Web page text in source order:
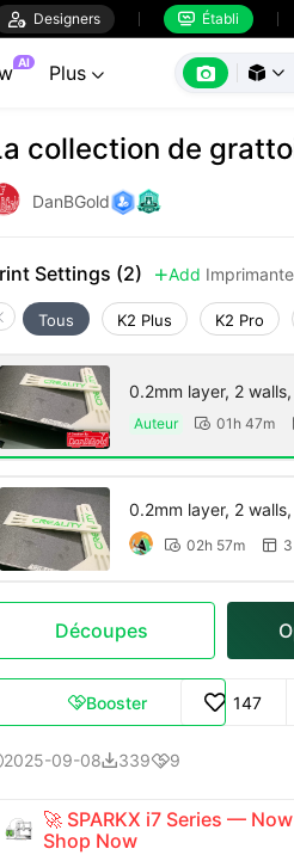
 Designers  Établi
AI Plus    
collection de
DanBGold
Settings (2) Add
Tous K2 Plus K2 Pro
0.2mm layer, 2
Auteur  01h 47m
0.2mm layer, 2
 02h 57m 
Découpes
Booster 147
2025-09-083399
🚀 SPARKX i7 Series —
Shop Now